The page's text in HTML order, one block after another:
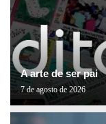
A arte de ser pai
7 de agosto de 2026